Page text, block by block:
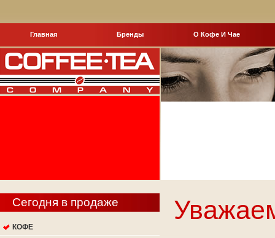
Главная Бренды О Кофе И Чае
Сегодня в продаже
КОФЕ